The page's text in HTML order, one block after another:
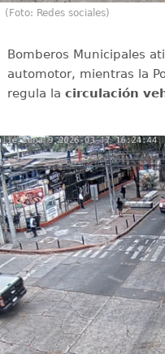
(Foto: Redes sociales)
Bomberos Municipales
automotor, mientras la
regula la circulación